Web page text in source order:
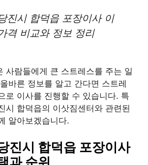
진시 합덕읍 포장이사 이
격 비교와 정보 정리
사람들에게 큰 스트레스를 주는 일
바른 정보를 알고 간다면 스트레
로 이사를 진행할 수 있습니다. 특
시 합덕읍의 이삿짐센터와 관련된
알아보겠습니다.
진시 합덕읍 포장이사
과 순위